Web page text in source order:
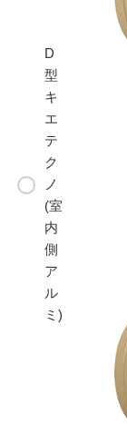
D
型
キ
エ
テ
ク
ノ
(室
内
側
ア
ル
ミ)